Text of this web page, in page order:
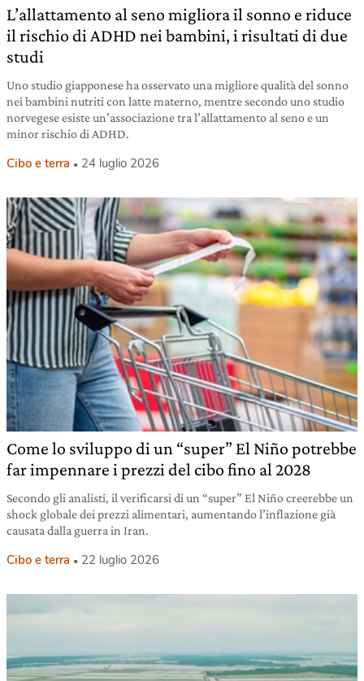
L’allattamento al seno migliora il sonno e riduce
il rischio di ADHD nei bambini, i risultati di due
studi
Uno studio giapponese ha osservato una migliore qualità del sonno
nei bambini nutriti con latte materno, mentre secondo uno studio
norvegese esiste un’associazione tra l’allattamento al seno e un
minor rischio di ADHD.
Cibo e terra 24 luglio 2026
Come lo sviluppo di un “super” El Niño potrebbe
far impennare i prezzi del cibo fino al 2028
Secondo gli analisti, il verificarsi di un “super” El Niño creerebbe un
shock globale dei prezzi alimentari, aumentando l’inflazione già
causata dalla guerra in Iran.
Cibo e terra 22 luglio 2026